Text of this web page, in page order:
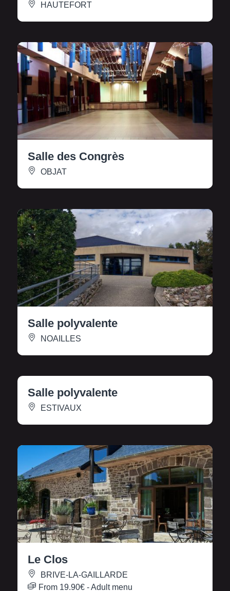
HAUTEFORT
Salle des Congrès
OBJAT
Salle polyvalente
NOAILLES
Salle polyvalente
ESTIVAUX
Le Clos
BRIVE-LA-GAILLARDE
From 19.90€ - Adult menu